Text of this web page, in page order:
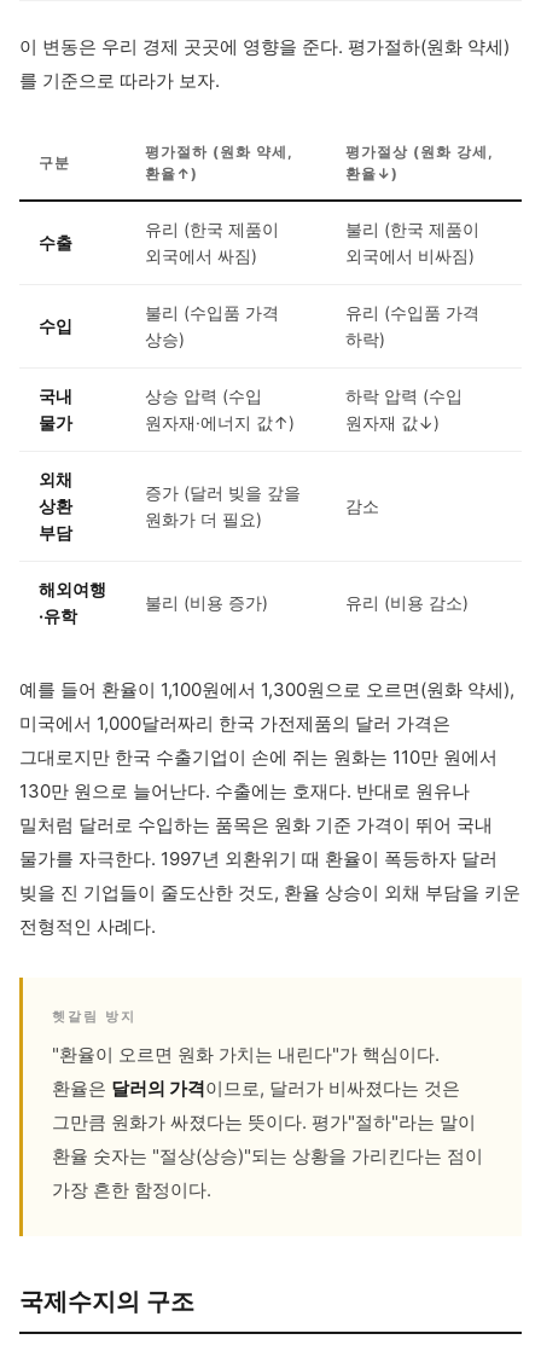
이 변동은 우리 경제 곳곳에 영향을 준다. 평가절하(원화 약세)
를 기준으로 따라가 보자.
구분
평가절하 (원화 약세,
환율↑)
평가절상 (원화 강세,
환율↓)
수출
유리 (한국 제품이
외국에서 싸짐)
불리 (한국 제품이
외국에서 비싸짐)
수입
불리 (수입품 가격
상승)
유리 (수입품 가격
하락)
국내
물가
상승 압력 (수입
원자재·에너지 값↑)
하락 압력 (수입
원자재 값↓)
외채
상환
부담
증가 (달러 빚을 갚을
원화가 더 필요)
감소
해외여행
·유학
불리 (비용 증가) 유리 (비용 감소)
예를 들어 환율이 1,100원에서 1,300원으로 오르면(원화 약세),
미국에서 1,000달러짜리 한국 가전제품의 달러 가격은
그대로지만 한국 수출기업이 손에 쥐는 원화는 110만 원에서
130만 원으로 늘어난다. 수출에는 호재다. 반대로 원유나
밀처럼 달러로 수입하는 품목은 원화 기준 가격이 뛰어 국내
물가를 자극한다. 1997년 외환위기 때 환율이 폭등하자 달러
빚을 진 기업들이 줄도산한 것도, 환율 상승이 외채 부담을 키운
전형적인 사례다.
헷갈림 방지
"환율이 오르면 원화 가치는 내린다"가 핵심이다.
환율은 달러의 가격이므로, 달러가 비싸졌다는 것은
그만큼 원화가 싸졌다는 뜻이다. 평가"절하"라는 말이
환율 숫자는 "절상(상승)"되는 상황을 가리킨다는 점이
가장 흔한 함정이다.
국제수지의 구조